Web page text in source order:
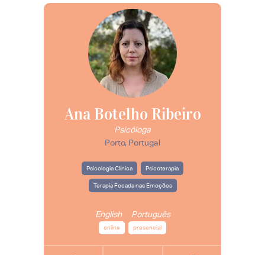
Ana Botelho Ribeiro
Psicóloga
Porto, Portugal
Psicologia Clínica Psicoterapia
Terapia Focada nas Emoções
English Português
online presencial